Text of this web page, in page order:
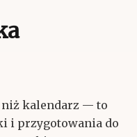
niż kalendarz — to
i przygotowania do